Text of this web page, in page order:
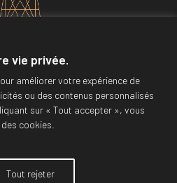
vie privée.
améliorer votre expérience de
ou des contenus personnalisés
sur « Tout accepter », vous
cookies.
Tout rejeter